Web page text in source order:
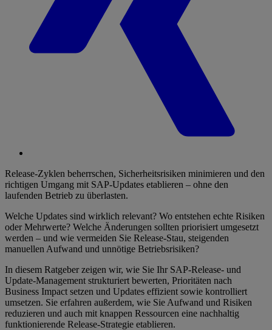
Release-Zyklen beherrschen, Sicherheitsrisiken minimieren und den
richtigen Umgang mit SAP-Updates etablieren – ohne den
laufenden Betrieb zu überlasten.
Welche Updates sind wirklich relevant? Wo entstehen echte Risiken
oder Mehrwerte? Welche Änderungen sollten priorisiert umgesetzt
werden – und wie vermeiden Sie Release-Stau, steigenden
manuellen Aufwand und unnötige Betriebsrisiken?
In diesem Ratgeber zeigen wir, wie Sie Ihr SAP-Release- und
Update-Management strukturiert bewerten, Prioritäten nach
Business Impact setzen und Updates effizient sowie kontrolliert
umsetzen. Sie erfahren außerdem, wie Sie Aufwand und Risiken
reduzieren und auch mit knappen Ressourcen eine nachhaltig
funktionierende Release-Strategie etablieren.